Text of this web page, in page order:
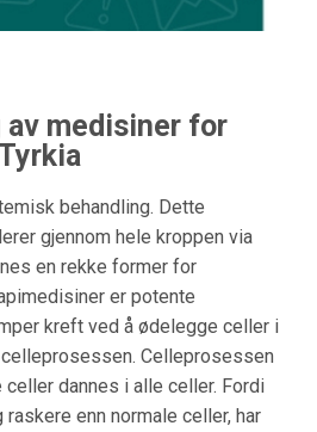
medisiner for
behandling. Dette
gjennom hele kroppen via
en rekke former for
er potente
kreft ved å ødelegge celler i
Celleprosessen
dannes i alle celler. Fordi
enn normale celler, har